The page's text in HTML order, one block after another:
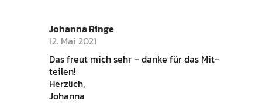
Johanna Ringe
12. Mai 2021
Das freut mich sehr – danke für das Mit-
teilen!
Herzlich,
Johanna